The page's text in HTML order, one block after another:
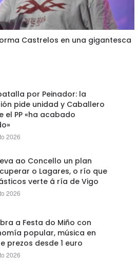
Castrelos en una gigantesca
por Peinador: la
pide unidad y Caballero
el PP «ha acabado
2026
ao Concello un plan
o Lagares, o río que
verte á ría de Vigo
2026
a Festa do Miño con
popular, música en
prezos desde 1 euro
2026